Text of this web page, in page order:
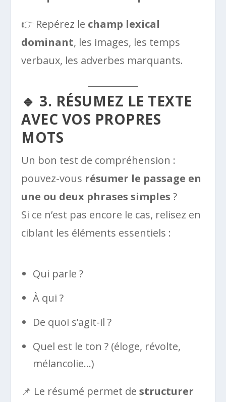
👉 Repérez le champ lexical
dominant, les images, les temps
verbaux, les adverbes marquants.
🔹 3. RÉSUMEZ LE TEXTE
AVEC VOS PROPRES
MOTS
Un bon test de compréhension :
pouvez-vous résumer le passage en
une ou deux phrases simples ?
Si ce n’est pas encore le cas, relisez en
ciblant les éléments essentiels :
Qui parle ?
À qui ?
De quoi s’agit-il ?
Quel est le ton ? (éloge, révolte,
mélancolie…)
📌 Le résumé permet destructurer